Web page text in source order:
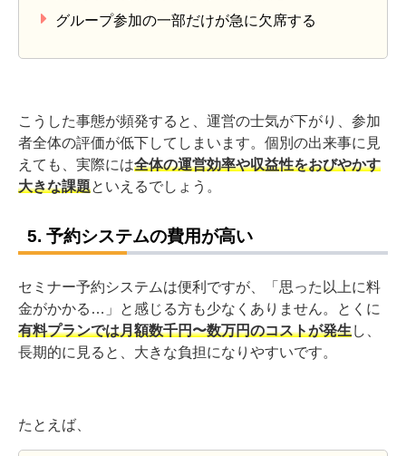
グループ参加の一部だけが急に欠席する
こうした事態が頻発すると、運営の士気が下がり、参加
者全体の評価が低下してしまいます。個別の出来事に見
えても、実際には全体の運営効率や収益性をおびやかす
大きな課題といえるでしょう。
5. 予約システムの費用が高い
セミナー予約システムは便利ですが、「思った以上に料
金がかかる…」と感じる方も少なくありません。とくに
有料プランでは月額数千円〜数万円のコストが発生し、
長期的に見ると、大きな負担になりやすいです。
たとえば、